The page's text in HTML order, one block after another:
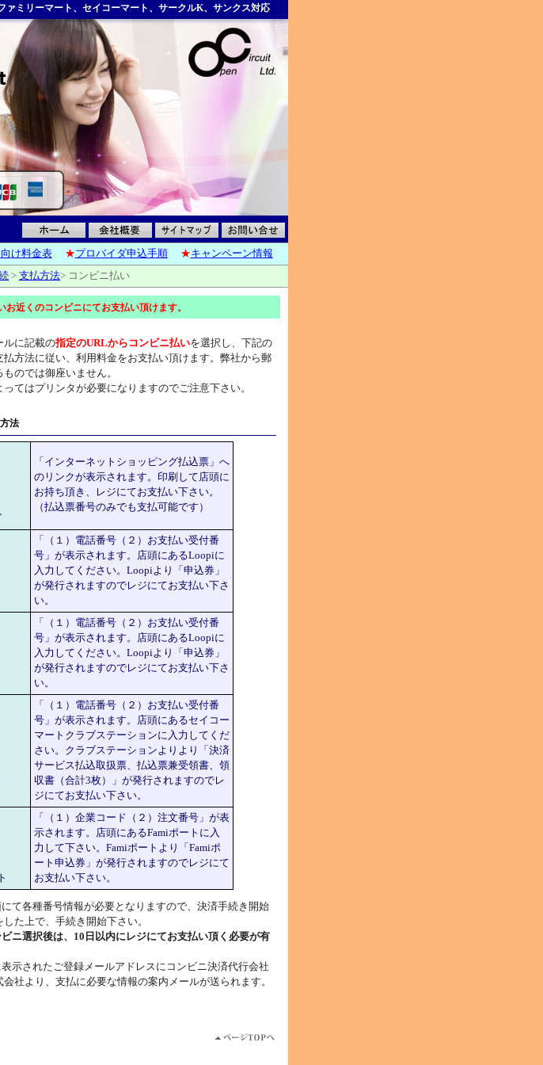
ァミリーマート、セイコーマート、サークルK、サンクス対応
け料金表 ★プロバイダ申込手順 ★キャンペーン情報
> 支払方法> コンビニ払い
お近くのコンビニにてお支払い頂けます。
ルに記載の指定のURLからコンビニ払いを選択し、下記の
方法に従い、利用料金をお支払い頂けます。弊社から郵
のでは御座いません。
てはプリンタが必要になりますのでご注意下さい。
法
「インターネットショッピング払込票」へ
のリンクが表示されます。印刷して店頭に
お持ち頂き、レジにてお支払い下さい。
（払込票番号のみでも支払可能です）
「（１）電話番号（２）お支払い受付番
号」が表示されます。店頭にあるLoopiに
入力してください。Loopiより「申込券」
が発行されますのでレジにてお支払い下さ
い。
「（１）電話番号（２）お支払い受付番
号」が表示されます。店頭にあるLoopiに
入力してください。Loopiより「申込券」
が発行されますのでレジにてお支払い下さ
い。
「（１）電話番号（２）お支払い受付番
号」が表示されます。店頭にあるセイコー
マートクラブステーションに入力してくだ
さい。クラブステーションよりより「決済
サービス払込取扱票、払込票兼受領書、領
収書（合計3枚）」が発行されますのでレ
ジにてお支払い下さい。
「（１）企業コード（２）注文番号」が表
示されます。店頭にあるFamiポートに入
力して下さい。Famiポートより「Famiポ
ート申込券」が発行されますのでレジにて
お支払い下さい。
て各種番号情報が必要となりますので、決済手続き開始
た上で、手続き開始下さい。
ニ選択後は、10日以内にレジにてお支払い頂く必要が有
示されたご登録メールアドレスにコンビニ決済代行会社
社より、支払に必要な情報の案内メールが送られます。